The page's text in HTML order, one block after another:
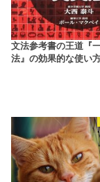
文法参考書の王道『
法』の効果的な使い